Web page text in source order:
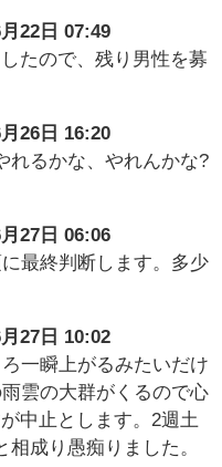
22日 07:49
たので、残り男性を募
26日 16:20
れるかな、やれんかな?
27日 06:06
最終判断します。多少
27日 10:02
一瞬上がるみたいだけ
雲の大群がくるので心
中止とします。2週土
成り愚痴りました。